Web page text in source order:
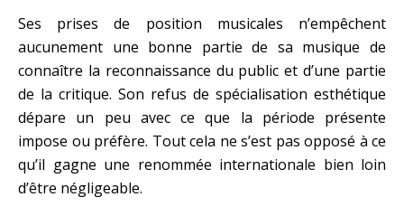
Ses prises de position musicales n’empêchent
aucunement une bonne partie de sa musique de
connaître la reconnaissance du public et d’une partie
de la critique. Son refus de spécialisation esthétique
dépare un peu avec ce que la période présente
impose ou préfère. Tout cela ne s’est pas opposé à ce
qu’il gagne une renommée internationale bien loin
d’être négligeable.